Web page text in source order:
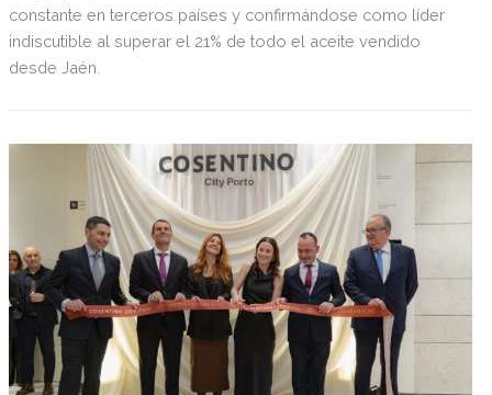
constante en terceros países y confirmándose como líder
indiscutible al superar el 21% de todo el aceite vendido
desde Jaén.